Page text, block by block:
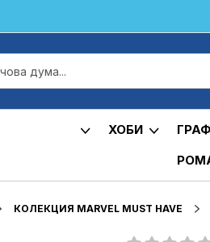
ХОБИ
КОЛЕКЦИЯ MARVEL MUST HAVE